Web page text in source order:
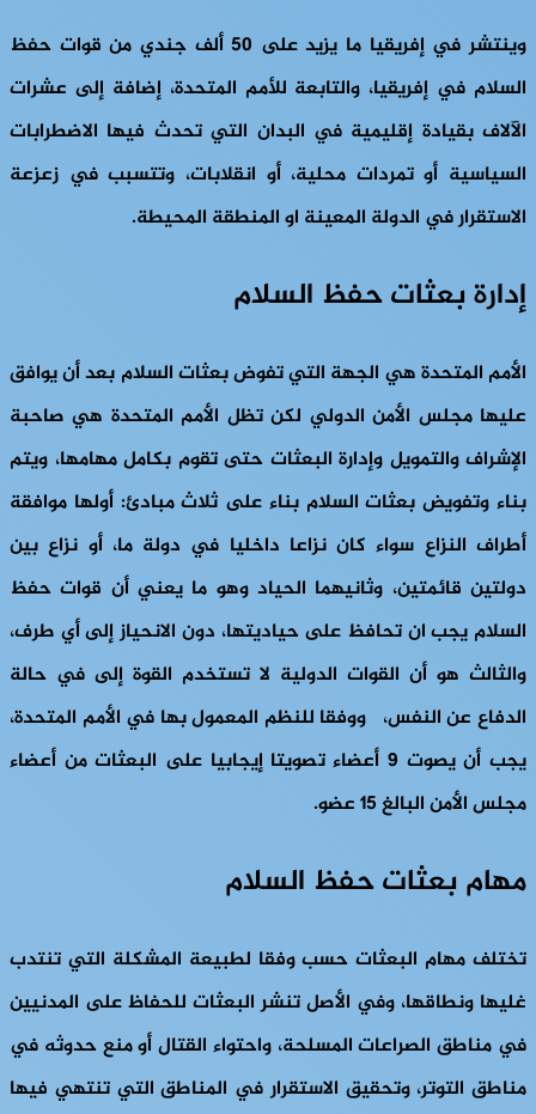
وينتشر في إفريقيا ما يزيد على 50 ألف جندي من قوات حفظ
السلام في إفريقيا، والتابعة للأمم المتحدة، إضافة إلى عشرات
الآلاف بقيادة إقليمية في البدان التي تحدث فيها الاضطرابات
السياسية أو تمردات محلية، أو انقلابات، وتتسبب في زعزعة
الاستقرار في الدولة المعينة او المنطقة المحيطة.
إدارة بعثات حفظ السلام
الأمم المتحدة هي الجهة التي تفوض بعثات السلام بعد أن يوافق
عليها مجلس الأمن الدولي لكن تظل الأمم المتحدة هي صاحبة
الإشراف والتمويل وإدارة البعثات حتى تقوم بكامل مهامها، ويتم
بناء وتفويض بعثات السلام بناء على ثلاث مبادئ: أولها موافقة
أطراف النزاع سواء كان نزاعا داخليا في دولة ما، أو نزاع بين
دولتين قائمتين، وثانيهما الحياد وهو ما يعني أن قوات حفظ
السلام يجب ان تحافظ على حياديتها، دون الانحياز إلى أي طرف،
والثالث هو أن القوات الدولية لا تستخدم القوة إلى في حالة
الدفاع عن النفس، ووفقا للنظم المعمول بها في الأمم المتحدة،
يجب أن يصوت 9 أعضاء تصويتا إيجابيا على البعثات من أعضاء
مجلس الأمن البالغ 15 عضو.
مهام بعثات حفظ السلام
تختلف مهام البعثات حسب وفقا لطبيعة المشكلة التي تنتدب
غليها ونطاقها، وفي الأصل تنشر البعثات للحفاظ على المدنيين
في مناطق الصراعات المسلحة، واحتواء القتال أو منع حدوثه في
مناطق التوتر، وتحقيق الاستقرار في المناطق التي تنتهي فيها